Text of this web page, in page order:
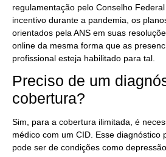
regulamentação pelo Conselho
incentivo durante a pandemia, os
orientados pela ANS em suas
online da mesma forma que as
profissional esteja habilitado para tal.
Preciso de um
cobertura?
Sim, para a cobertura ilimitada, é
médico com um CID. Esse diagnóstico
pode ser de condições como